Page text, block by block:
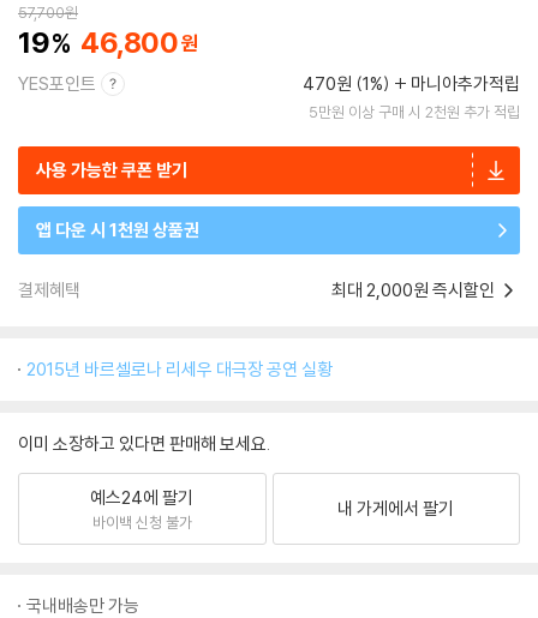
57,700원
19 46,800
YES포인트 470원 (1%) 마니아추가적립
5만원 이상 구매 시 2천원 추가 적립
사용 가능한 쿠폰 받기
앱 다운 시 1천원 상품권
결제혜택 최대 2,000원 즉시할인
2015년 바르셀로나 리세우 대극장 공연 실황
이미 소장하고 있다면 판매해 보세요.
예스24에 팔기
바이백 신청 불가
내 가게에서 팔기
국내배송만 가능